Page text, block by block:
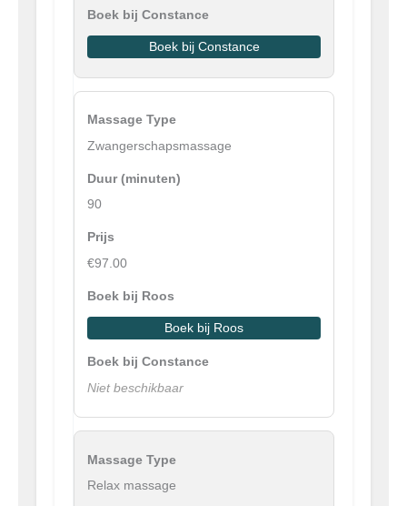
Boek bij Constance
Zwangerschapsmassage
90
€97.00
Boek bij Roos
Niet beschikbaar
Relax massage